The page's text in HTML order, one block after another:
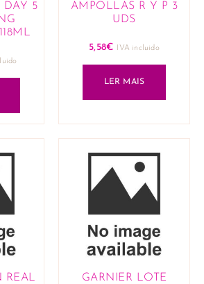
DAY 5
AMPOLLAS R Y P 3
UDS
5,58€ IVA incluido
LER MAIS
REAL
GARNIER LOTE